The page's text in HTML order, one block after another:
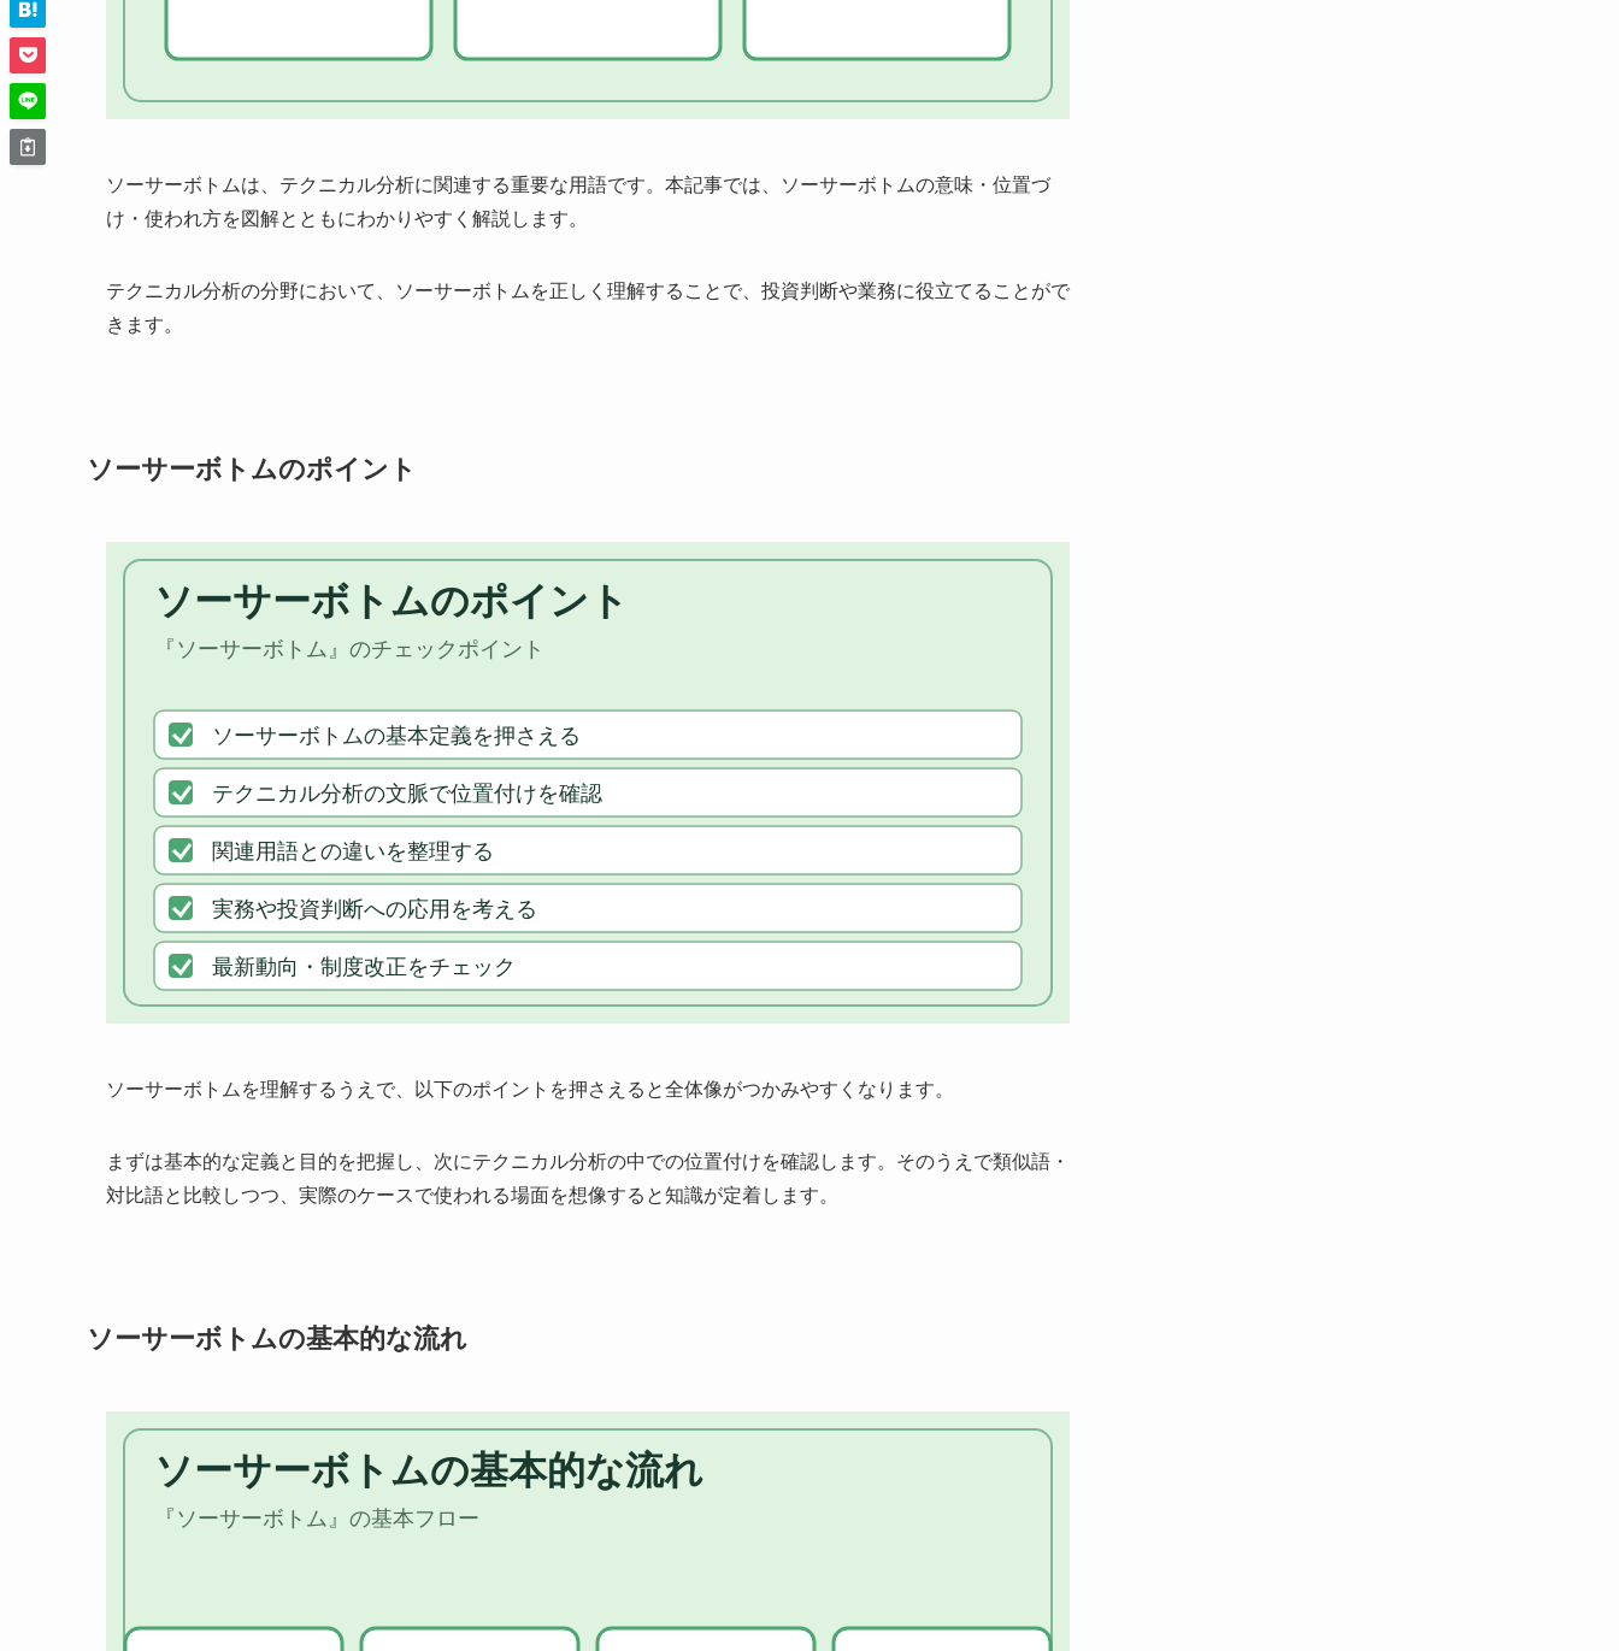
ソーサーボトムは、テクニカル分析に関連する重要な用語です。本記事では、ソーサーボトムの意味・位置づ
け・使われ方を図解とともにわかりやすく解説します。
テクニカル分析の分野において、ソーサーボトムを正しく理解することで、投資判断や業務に役立てることがで
きます。
ソーサーボトムのポイント
ソーサーボトムを理解するうえで、以下のポイントを押さえると全体像がつかみやすくなります。
まずは基本的な定義と目的を把握し、次にテクニカル分析の中での位置付けを確認します。そのうえで類似語・
対比語と比較しつつ、実際のケースで使われる場面を想像すると知識が定着します。
ソーサーボトムの基本的な流れ